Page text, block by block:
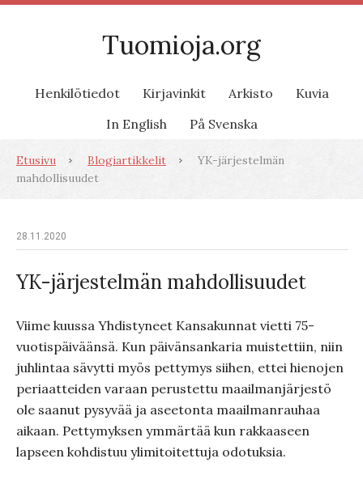
Tuomioja.org
Henkilötiedot Kirjavinkit Arkisto
Kuvia
In English
På Svenska
Etusivu Blogiartikkelit
YK-järjestelmän
mahdollisuudet
28.11.2020
YK-järjestelmän mahdollisuudet
Viime kuussa Yhdistyneet Kansakunnat vietti 75-
vuotispäiväänsä. Kun päivänsankaria muistettiin, niin
juhlintaa sävytti myös pettymys siihen, ettei hienojen
periaatteiden varaan perustettu maailmanjärjestö
ole saanut pysyvää ja aseetonta maailmanrauhaa
aikaan. Pettymyksen ymmärtää kun rakkaaseen
lapseen kohdistuu ylimitoitettuja odotuksia.